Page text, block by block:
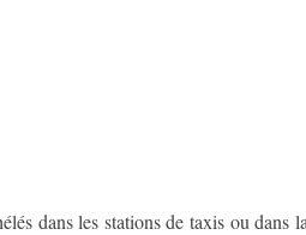
dans les stations de taxis ou